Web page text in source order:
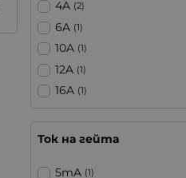
4A (2)
6A (1)
10A (1)
12A (1)
16A (1)
Ток на гейта
5mA (1)